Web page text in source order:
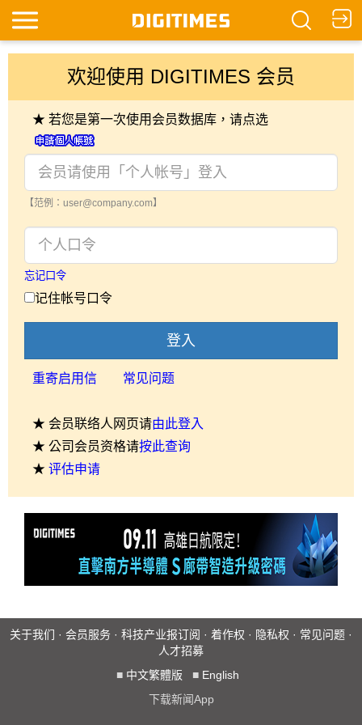
欢迎使用 DIGITIMES 会员
★ 若您是第一次使用会员数据库，请点选
【范例：user@company.com】
忘记口令
记住帐号口令
登入
重寄启用信 常见问题
★ 会员联络人网页请由此登入
★ 公司会员资格请按此查询
★ 评估申请
关于我们 · 会员服务 · 科技产业报订阅 · 着作权 · 隐私权 · 常见问题 ·
人才招募
■ 中文繁體版 ■ English
下载新闻App